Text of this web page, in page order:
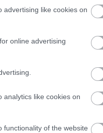
advertising like cookies on
online advertising
analytics like cookies on
functionality of the website